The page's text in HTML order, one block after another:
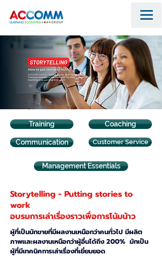
Training
Communication
Coaching
Customer Service
Management Essentials
Storytelling - Putting stories to
work
อบรมการเล่าเรื่องราวเพื่อการโน้มน้าว
ผู้ที่เป็นนักขายที่มีผลงานเหนือกว่าคนทั่วไป มีผลิต
ภาพและผลงานเหนือกว่าผู้อื่นได้ถึง 200% มักเป็น
ผู้ที่มีเทคนิคการเล่าเรื่องที่เยี่ยมยอด